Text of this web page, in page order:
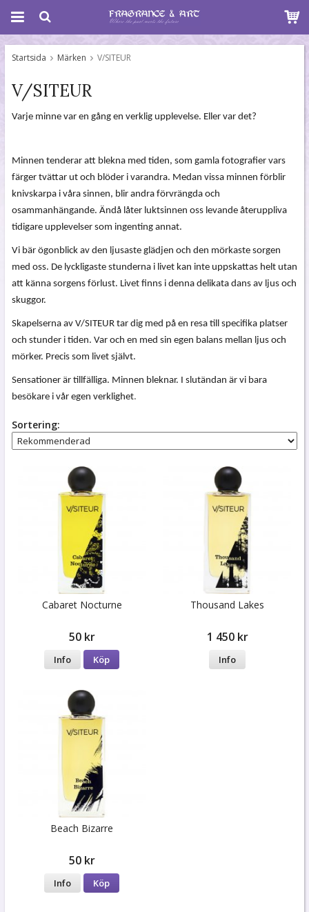
Startsida Märken V/SITEUR
V/SITEUR
Varje minne var en gång en verklig upplevelse. Eller var det?
Minnen tenderar att blekna med tiden, som gamla fotografier vars
färger tvättar ut och blöder i varandra. Medan vissa minnen förblir
knivskarpa i våra sinnen, blir andra förvrängda och
osammanhängande. Ändå låter luktsinnen oss levande återuppliva
tidigare upplevelser som ingenting annat.
Vi bär ögonblick av den ljusaste glädjen och den mörkaste sorgen
med oss. De lyckligaste stunderna i livet kan inte uppskattas helt utan
att känna sorgens förlust. Livet finns i denna delikata dans av ljus och
skuggor.
Skapelserna av V/SITEUR tar dig med på en resa till specifika platser
och stunder i tiden. Var och en med sin egen balans mellan ljus och
mörker. Precis som livet självt.
Sensationer är tillfälliga. Minnen bleknar. I slutändan är vi bara
besökare i vår egen verklighet.
Sortering:
Cabaret Nocturne
50 kr
Info Köp
Thousand Lakes
1 450 kr
Info
Beach Bizarre
50 kr
Info Köp